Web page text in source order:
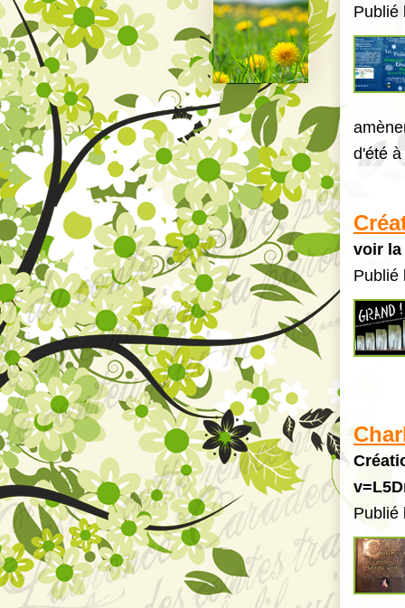
Publié
d'été
voir la
Publié
Publié